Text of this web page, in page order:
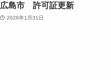
広島市 許可証更新
2026年1月31日